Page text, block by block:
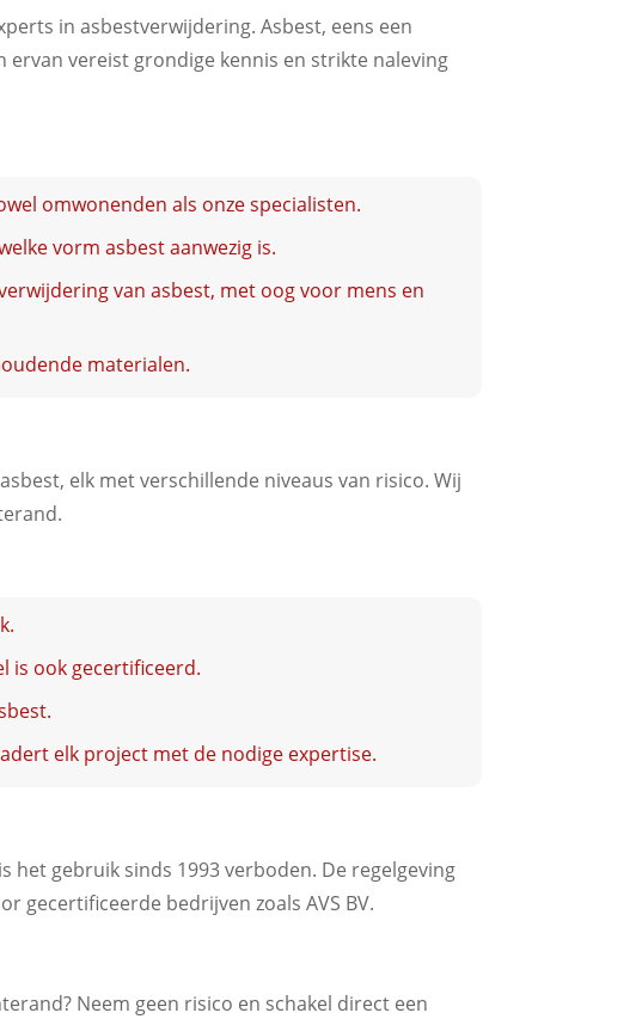
in asbestverwijdering. Asbest, eens een
vereist grondige kennis en strikte naleving
omwonenden als onze specialisten.
vorm asbest aanwezig is.
van asbest, met oog voor mens en
materialen.
elk met verschillende niveaus van risico. Wij
is ook gecertificeerd.
elk project met de nodige expertise.
gebruik sinds 1993 verboden. De regelgeving
gecertificeerde bedrijven zoals AVS BV.
Neem geen risico en schakel direct een